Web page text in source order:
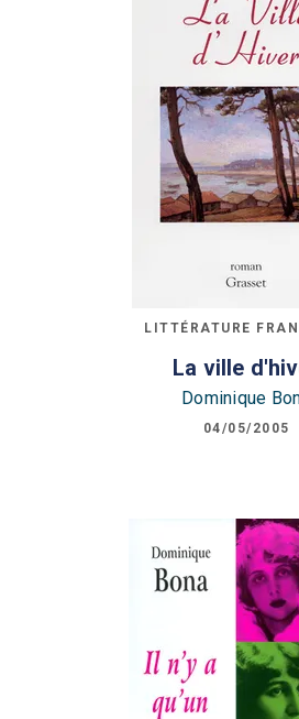
LITTÉRATURE
La ville
Dominique
04/05/2005